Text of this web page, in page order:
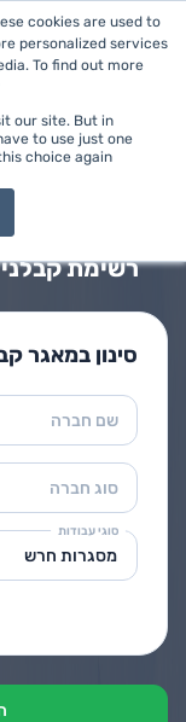
cookies are used to
personalized services
To find out more
our site. But in
to use just one
choice again.
מאגר
רשימת
סינון במאגר
שם חברה
סוג חברה
סוגי עבודות
מסגרות חרש